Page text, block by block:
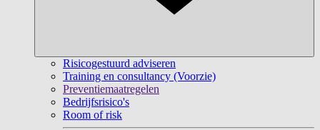
Risicogestuurd adviseren
Training en consultancy (Voorzie)
Preventiemaatregelen
Bedrijfsrisico's
Room of risk